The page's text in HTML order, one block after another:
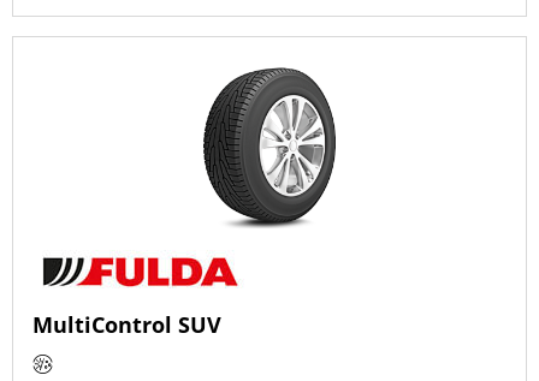
MultiControl SUV